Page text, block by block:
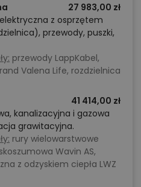
27 983,00 zł
z osprzętem
przewody, puszki,
przewody LappKabel,
Valena Life, rozdzielnica
41 414,00 zł
kanalizacyjna i gazowa
grawitacyjna.
rury wielowarstwowe
Wavin AS,
z odzyskiem ciepła LWZ